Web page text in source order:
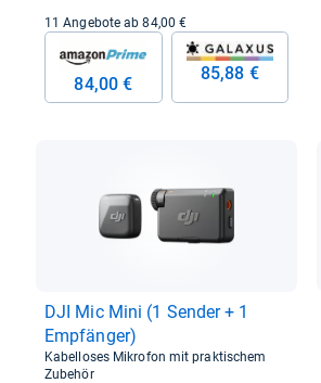
11 Angebote ab 84,00 €
84,00 €
85,88 €
DJI Mic Mini (1 Sen­der + 1
Emp­fän­ger)
Kabelloses Mikrofon mit praktischem
Zubehör